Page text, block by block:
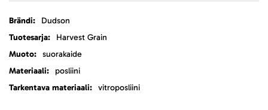
LisätietojaDudson
Harvest Grain
suorakaide
posliini
vitroposliini